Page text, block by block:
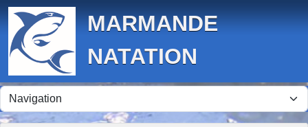
MARMANDE
NATATION
Panneau de gestion des cookies